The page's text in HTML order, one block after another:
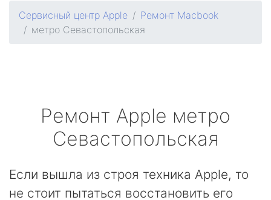
Сервисный центр Apple
Ремонт Macbook
метро Севастопольская
Ремонт Apple метро
Севастопольская
Если вышла из строя техника Apple, то
не стоит пытаться восстановить его